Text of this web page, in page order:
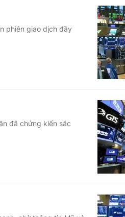
phiên giao dịch đầy
đã chứng kiến sắc